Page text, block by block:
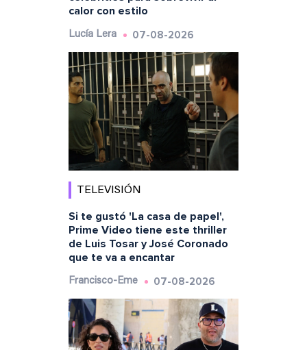
calor con estilo
Lucía Lera 07-08-2026
TELEVISIÓN
Si te gustó 'La casa de papel',
Prime Video tiene este thriller
de Luis Tosar y José Coronado
que te va a encantar
Francisco-Eme 07-08-2026